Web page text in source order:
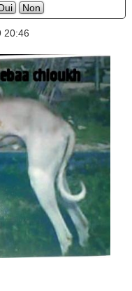
Non
20:46